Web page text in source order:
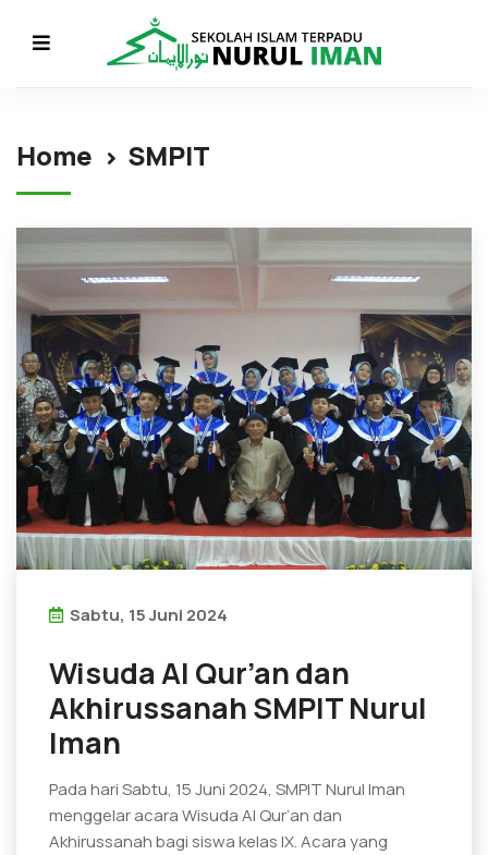
Home SMPIT
Sabtu, 15 Juni 2024
Wisuda Al Qur’an dan
Akhirussanah SMPIT Nurul
Iman
Pada hari Sabtu, 15 Juni 2024, SMPIT Nurul Iman
menggelar acara Wisuda Al Qur’an dan
Akhirussanah bagi siswa kelas IX. Acara yang